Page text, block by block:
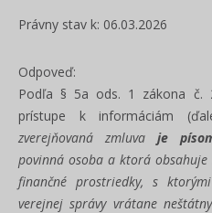
Právny stav k: 06.03.2026
Odpoveď:
Podľa § 5a ods. 1 zákona č.
prístupe k informáciám
zverejňovaná zmluva je
povinná osoba a ktorá
finančné prostriedky, s
verejnej správy vrátane